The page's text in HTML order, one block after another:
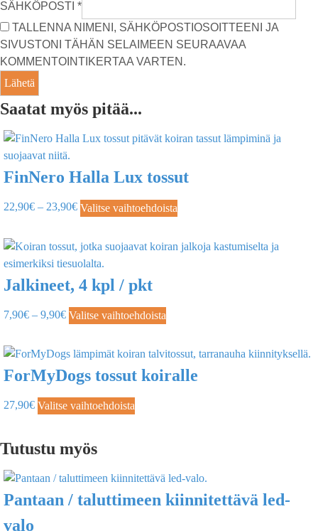
SÄHKÖPOSTI *
TALLENNA NIMENI, SÄHKÖPOSTIOSOITTEENI JA
SIVUSTONI TÄHÄN SELAIMEEN SEURAAVAA
KOMMENTOINTIKERTAA VARTEN.
Saatat myös pitää...
FinNero Halla Lux tossut
22,90€ – 23,90€ Valitse vaihtoehdoista
Jalkineet, 4 kpl / pkt
7,90€ – 9,90€ Valitse vaihtoehdoista
ForMyDogs tossut koiralle
27,90€ Valitse vaihtoehdoista
Tutustu myös
Pantaan / taluttimeen kiinnitettävä led-
valo